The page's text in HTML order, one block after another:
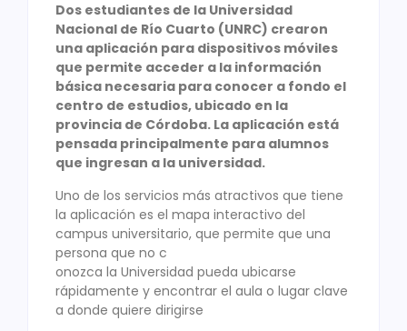
Dos estudiantes de la Universidad
Nacional de Río Cuarto (UNRC) crearon
una aplicación para dispositivos móviles
que permite acceder a la información
básica necesaria para conocer a fondo el
centro de estudios, ubicado en la
provincia de Córdoba. La aplicación está
pensada principalmente para alumnos
que ingresan a la universidad.
Uno de los servicios más atractivos que tiene
la aplicación es el mapa interactivo del
campus universitario, que permite que una
persona que no c
onozca la Universidad pueda ubicarse
rápidamente y encontrar el aula o lugar clave
a donde quiere dirigirse